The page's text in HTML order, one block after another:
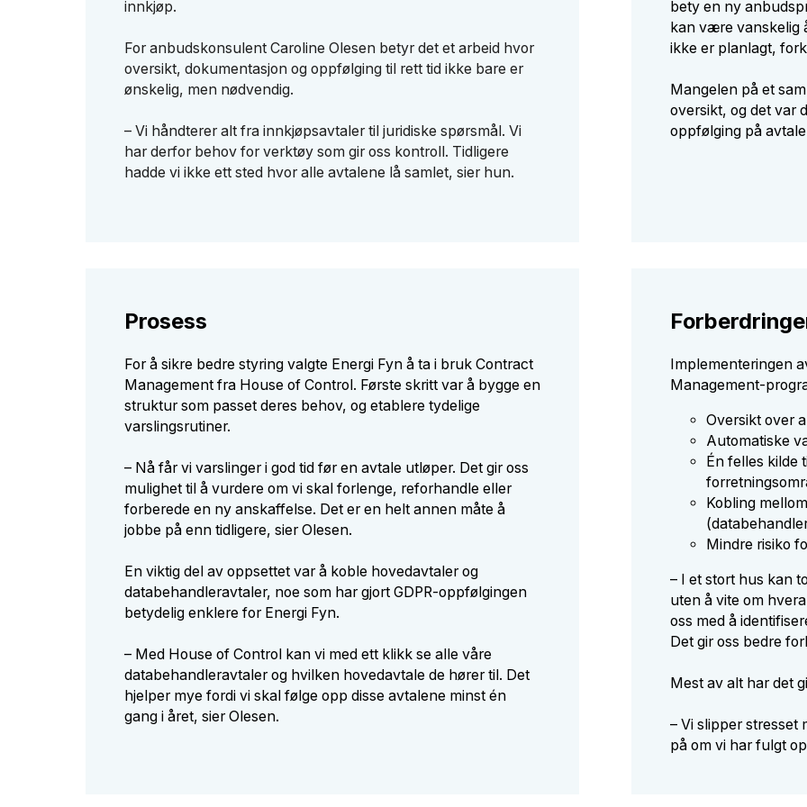
innkjøp.
For anbudskonsulent Caroline Olesen betyr det et arbeid hvor
oversikt, dokumentasjon og oppfølging til rett tid ikke bare er
ønskelig, men nødvendig.
– Vi håndterer alt fra innkjøpsavtaler til juridiske spørsmål. Vi
har derfor behov for verktøy som gir oss kontroll. Tidligere
hadde vi ikke ett sted hvor alle avtalene lå samlet, sier hun.
bety en ny
kan være vanskelig
ikke er planlagt,
Mangelen på et
oversikt, og det var
oppfølging på
Prosess
For å sikre bedre styring valgte Energi Fyn å ta i bruk Contract
Management fra House of Control. Første skritt var å bygge en
struktur som passet deres behov, og etablere tydelige
varslingsrutiner.
– Nå får vi varslinger i god tid før en avtale utløper. Det gir oss
mulighet til å vurdere om vi skal forlenge, reforhandle eller
forberede en ny anskaffelse. Det er en helt annen måte å
jobbe på enn tidligere, sier Olesen.
En viktig del av oppsettet var å koble hovedavtaler og
databehandleravtaler, noe som har gjort GDPR-oppfølgingen
betydelig enklere for Energi Fyn.
– Med House of Control kan vi med ett klikk se alle våre
databehandleravtaler og hvilken hovedavtale de hører til. Det
hjelper mye fordi vi skal følge opp disse avtalene minst én
gang i året, sier Olesen.
Implementeringen
Management-
Oversikt over
Automatiske
Én felles kilde
Kobling
Mindre risiko
– I et stort hus kan
uten å vite om
oss med å
Det gir oss bedre
Mest av alt har det
– Vi slipper stresset
på om vi har fulgt